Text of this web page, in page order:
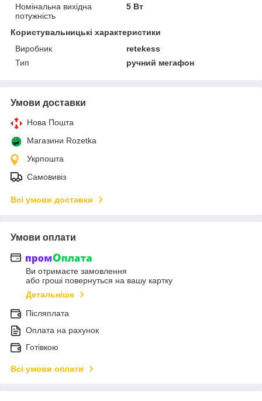
Номінальна вихідна
потужність
5 Вт
Користувальницькі характеристики
Виробник
retekess
Тип
ручний мегафон
Умови доставки
Нова Пошта
Магазини Rozetka
Укрпошта
Самовивіз
Всі умови доставки
Умови оплати
Ви отримаєте замовлення
або гроші повернуться на вашу картку
Детальніше
Післяплата
Оплата на рахунок
Готівкою
Всі умови оплати